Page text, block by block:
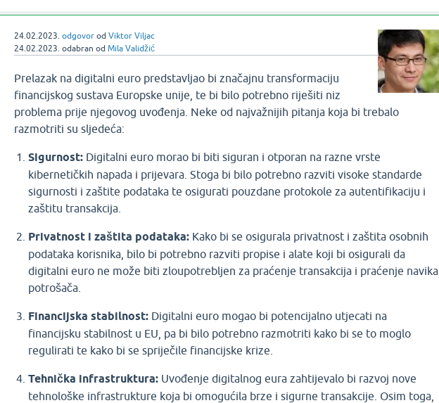
24.02.2023. odgovor od Viktor Viljac
24.02.2023. odabran od Mila Validžić
Prelazak na digitalni euro predstavljao bi značajnu transformaciju
financijskog sustava Europske unije, te bi bilo potrebno riješiti niz
problema prije njegovog uvođenja. Neke od najvažnijih pitanja koja bi trebalo
razmotriti su sljedeća:
Sigurnost:Digitalni euro morao bi biti siguran i otporan na razne vrste
kibernetičkih napada i prijevara. Stoga bi bilo potrebno razviti visoke standarde
sigurnosti i zaštite podataka te osigurati pouzdane protokole za autentifikaciju i
zaštitu transakcija.
Privatnost i zaštita podataka:Kako bi se osigurala privatnost i zaštita osobnih
podataka korisnika, bilo bi potrebno razviti propise i alate koji bi osigurali da
digitalni euro ne može biti zloupotrebljen za praćenje transakcija i praćenje navika
potrošača.
Financijska stabilnost:Digitalni euro mogao bi potencijalno utjecati na
financijsku stabilnost u EU, pa bi bilo potrebno razmotriti kako bi se to moglo
regulirati te kako bi se spriječile financijske krize.
Tehnička infrastruktura: Uvođenje digitalnog eura zahtijevalo bi razvoj nove
tehnološke infrastrukture koja bi omogućila brze i sigurne transakcije. Osim toga,